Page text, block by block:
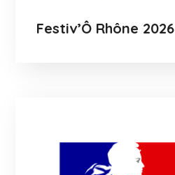
Festiv’Ô Rhône 2026